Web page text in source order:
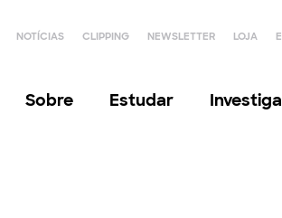
NOTÍCIAS CLIPPING NEWSLETTER LOJA
Sobre Estudar